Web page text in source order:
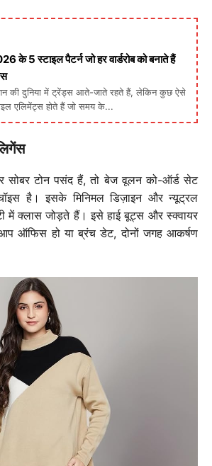
के 5 स्टाइल पैटर्न जो हर वार्डरोब को बनाते हैं
की दुनिया में ट्रेंड्स आते-जाते रहते हैं, लेकिन कुछ ऐसे
एलिमेंट्स होते हैं जो समय के...
सोबर टोन पसंद हैं, तो बेज वूलन को-ऑर्ड सेट
है। इसके मिनिमल डिज़ाइन और न्यूट्रल
में क्लास जोड़ते हैं। इसे हाई बूट्स और स्क्वायर
ऑफिस हो या ब्रंच डेट, दोनों जगह आकर्षण